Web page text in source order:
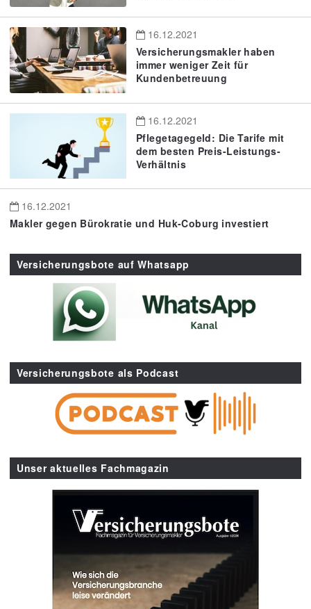
16.12.2021
Versicherungsmakler haben
immer weniger Zeit für
Kundenbetreuung
16.12.2021
Pflegetagegeld: Die Tarife mit
dem besten Preis-Leistungs-
Verhältnis
16.12.2021
Makler gegen Bürokratie und Huk-Coburg investiert
Versicherungsbote auf Whatsapp
Versicherungsbote als Podcast
Unser aktuelles Fachmagazin